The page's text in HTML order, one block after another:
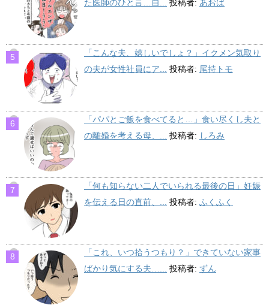
た医師のひと言…自... 投稿者: あおば
「こんな夫、嬉しいでしょ？」イクメン気取り
の夫が女性社員にア...
投稿者: 尾持トモ
「パパとご飯を食べてると…」食い尽くし夫と
の離婚を考える母、...
投稿者: しろみ
「何も知らない二人でいられる最後の日」妊娠
を伝える日の直前、...
投稿者: ふくふく
「これ、いつ拾うつもり？」できていない家事
ばかり気にする夫…...
投稿者: ずん